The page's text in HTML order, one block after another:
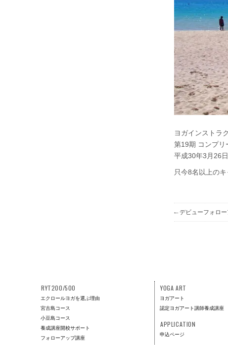
ヨガインストラ
第19期 コンプリ
平成30年3月26
只今8名以上の
←デビューフォロ
RYT200/500
エクロールヨガを選ぶ理由
宮古島コース
小豆島コース
養成講座開校サポート
フォローアップ講座
YOGA ART
ヨガアート
認定ヨガアート講師養成講座
APPLICATION
申込ページ